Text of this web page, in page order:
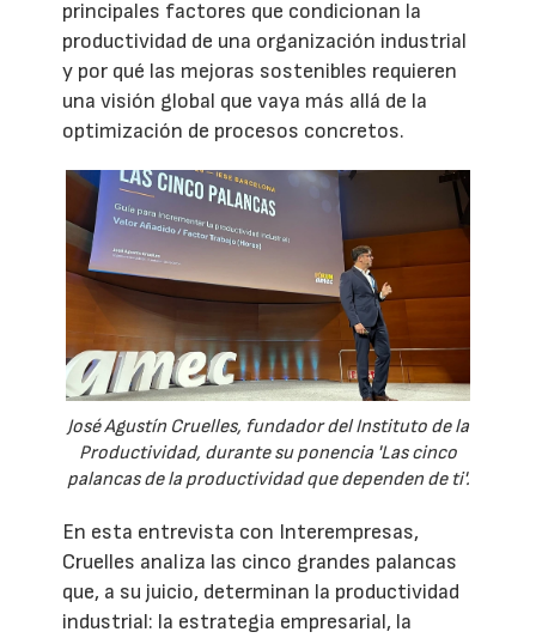
principales factores que condicionan la
productividad de una organización industrial
y por qué las mejoras sostenibles requieren
una visión global que vaya más allá de la
optimización de procesos concretos.
José Agustín Cruelles, fundador del Instituto de la
Productividad, durante su ponencia 'Las cinco
palancas de la productividad que dependen de ti'.
En esta entrevista con Interempresas,
Cruelles analiza las cinco grandes palancas
que, a su juicio, determinan la productividad
industrial: la estrategia empresarial, la